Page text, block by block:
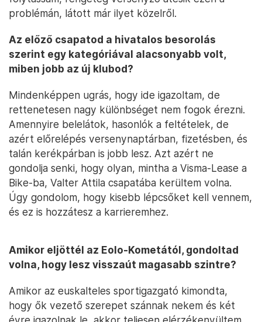
problémán, látott már ilyet közelről.
Az előző csapatod a hivatalos besorolás
szerint egy kategóriával alacsonyabb volt,
miben jobb az új klubod?
Mindenképpen ugrás, hogy ide igazoltam, de
rettenetesen nagy különbséget nem fogok érezni.
Amennyire belelátok, hasonlók a feltételek, de
azért előrelépés versenynaptárban, fizetésben, és
talán kerékpárban is jobb lesz. Azt azért ne
gondolja senki, hogy olyan, mintha a Visma-Lease a
Bike-ba, Valter Attila csapatába kerültem volna.
Úgy gondolom, hogy kisebb lépcsőket kell vennem,
és ez is hozzátesz a karrieremhez.
Amikor eljöttél az Eolo-Kometától, gondoltad
volna, hogy lesz visszaút magasabb szintre?
Amikor az euskalteles sportigazgató kimondta,
hogy ők vezető szerepet szánnak nekem és két